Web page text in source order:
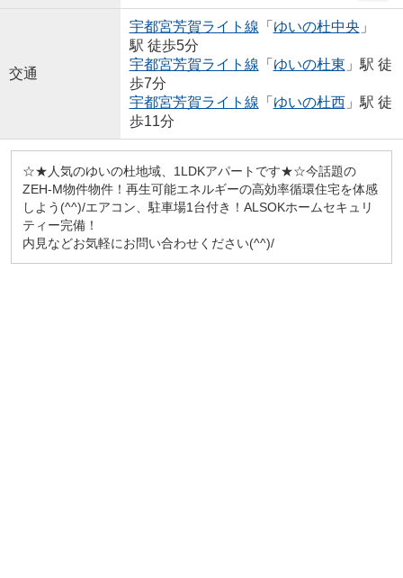
交通
宇都宮芳賀ライト線 「 ゆいの杜中央 」
駅 徒歩5分
宇都宮芳賀ライト線 「 ゆいの杜東 」駅 徒
歩7分
宇都宮芳賀ライト線 「 ゆいの杜西」駅 徒
歩11分
☆★人気のゆいの杜地域、1LDKアパートです★☆今話題の
ZEH-M物件物件！再生可能エネルギーの高効率循環住宅を体感
しよう(^^)/エアコン、駐車場1台付き！ALSOKホームセキュリ
ティー完備！
内見などお気軽にお問い合わせください(^^)/